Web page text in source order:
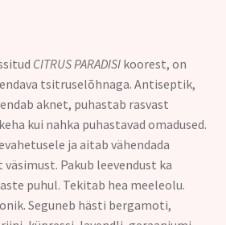
CITRUS PARADISIkoorest, on
tsitruselõhnaga. Antiseptik,
aknet, puhastab rasvast
kui nahka puhastavad omadused.
ja aitab vähendada
Pakub leevendust ka
puhul. Tekitab hea meeleolu.
Seguneb hästi bergamoti,